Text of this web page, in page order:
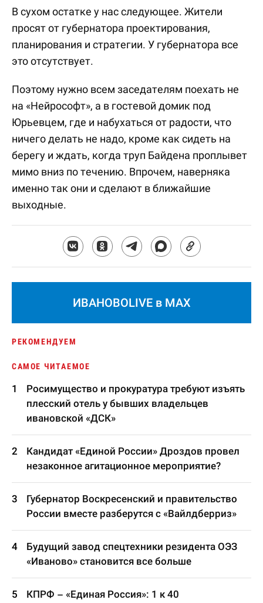
В сухом остатке у нас следующее. Жители
просят от губернатора проектирования,
планирования и стратегии. У губернатора все
это отсутствует.
Поэтому нужно всем заседателям поехать не
на «Нейрософт», а в гостевой домик под
Юрьевцем, где и набухаться от радости, что
ничего делать не надо, кроме как сидеть на
берегу и ждать, когда труп Байдена проплывет
мимо вниз по течению. Впрочем, наверняка
именно так они и сделают в ближайшие
выходные.
ИВАНОВОLIVE в MAX
РЕКОМЕНДУЕМ
САМОЕ ЧИТАЕМОЕ
Росимущество и прокуратура требуют изъять
плесский отель у бывших владельцев
ивановской «ДСК»
Кандидат «Единой России» Дроздов провел
незаконное агитационное мероприятие?
Губернатор Воскресенский и правительство
России вместе разберутся с «Вайлдберриз»
Будущий завод спецтехники резидента ОЭЗ
«Иваново» становится все больше
КПРФ – «Единая Россия»: 1 к 40